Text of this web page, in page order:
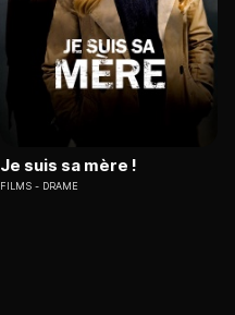
Je suis sa mère !
FILMS DRAME